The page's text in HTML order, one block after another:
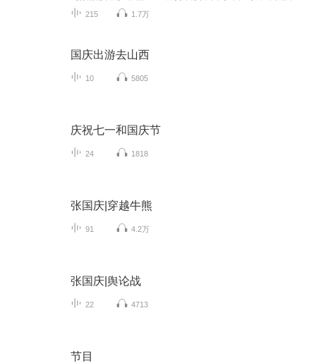
215 1.7万
国庆出游去山西
10 5805
庆祝七一和国庆节
24 1818
张国庆|穿越牛熊
91 4.2万
张国庆|舆论战
22 4713
节目